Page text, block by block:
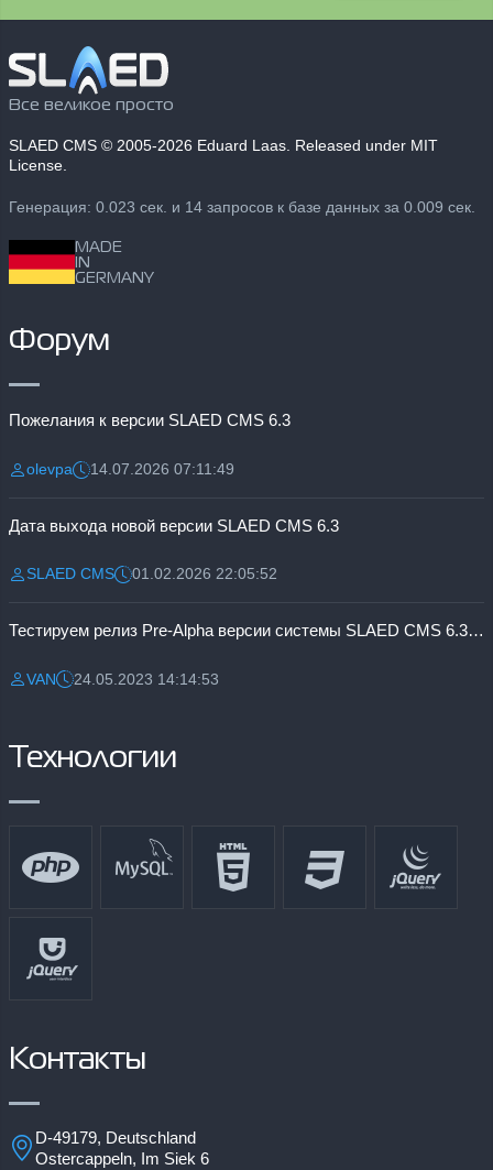
Все великое просто
SLAED CMS © 2005-2026 Eduard Laas. Released under MIT
License.
Генерация: 0.023 сек. и 14 запросов к базе данных за 0.009 сек.
MADE
IN
GERMANY
Форум
Пожелания к версии SLAED CMS 6.3
Разместил:
olevpaДата:14.07.2026 07:11:49
Дата выхода новой версии SLAED CMS 6.3
Разместил:
SLAED CMSДата:01.02.2026 22:05:52
Тестируем релиз Pre-Alpha версии системы SLAED CMS 6.3 Pro
Разместил:
VANДата:24.05.2023 14:14:53
Технологии
Контакты
D-49179, Deutschland
Ostercappeln, Im Siek 6